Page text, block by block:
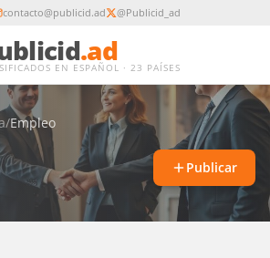
contacto@publicid.ad @Publicid_ad
.ad
EN ESPAÑOL · 23 PAÍSES
/Empleo
Publicar